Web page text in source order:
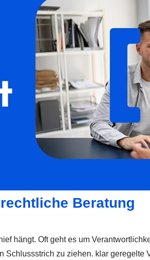
Beratung
hängt. Oft geht es um
zu ziehen. klar